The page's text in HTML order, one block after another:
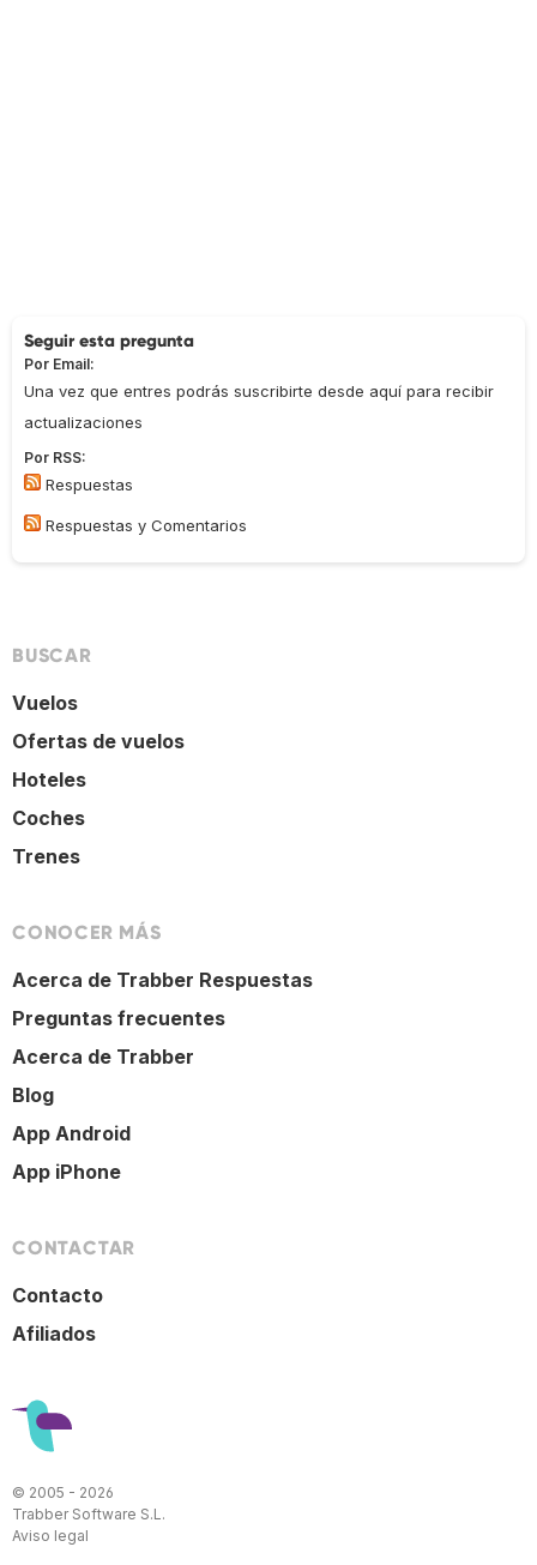
Seguir esta pregunta
Por Email:
Una vez que entres podrás suscribirte desde aquí para recibir
actualizaciones
Por RSS:
Respuestas
Respuestas y Comentarios
BUSCAR
Vuelos
Ofertas de vuelos
Hoteles
Coches
Trenes
CONOCER MÁS
Acerca de Trabber Respuestas
Preguntas frecuentes
Acerca de Trabber
Blog
App Android
App iPhone
CONTACTAR
Contacto
Afiliados
© 2005 - 2026
Trabber Software S.L.
Aviso legal